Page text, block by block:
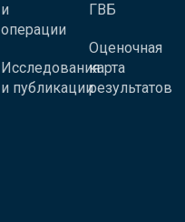
и
операции
Исследования
и публикации
ГВБ
Оценочная
карта
результатов